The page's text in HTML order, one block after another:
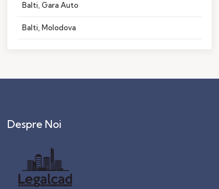
Balti, Gara Auto
Balti, Molodova
Despre Noi